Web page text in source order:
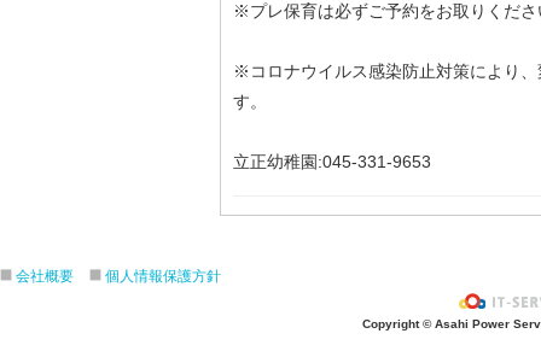
※プレ保育は必ずご予約をお取りくださ
※コロナウイルス感染防止対策により
す。
立正幼稚園:045-331-9653
会社概要 個人情報保護方針
Copyright © Asahi Power